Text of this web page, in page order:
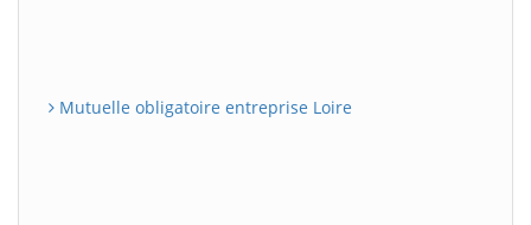
Mutuelle obligatoire entreprise Loire